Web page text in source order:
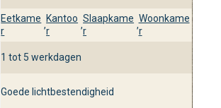
Eetkame
r
,
Kantoo
r
,
Slaapkame
r
,
Woonkame
r
1 tot 5 werkdagen
Goede lichtbestendigheid